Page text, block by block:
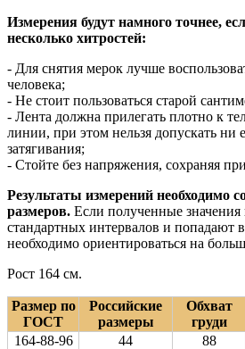
Измерения будут намного точнее,
несколько хитростей:
- Для снятия мерок лучше
человека;
- Не стоит пользоваться старой
- Лента должна прилегать плотно к
линии, при этом нельзя допускать ни
затягивания;
- Стойте без напряжения, сохраняя
Результаты измерений необходимо
размеров. Если полученные значения
стандартных интервалов и попадают
необходимо ориентироваться на
Рост 164 см.
Размер по
ГОСТ
Российские
размеры
Обхват
груди
164-88-96
44 88